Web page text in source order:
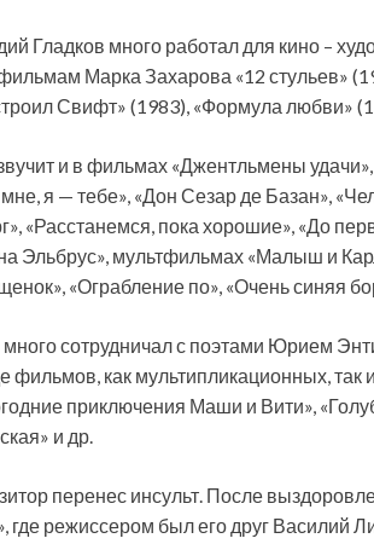
Гладков много работал для кино –
Марка Захарова «12 стульев»
Свифт» (1983), «Формула любви»
и в фильмах «Джентльмены удачи»,
я — тебе», «Дон Сезар де Базан»,
«Расстанемся, пока хорошие», «До
Эльбрус», мультфильмах «Малыш и
«Ограбление по», «Очень синяя
много сотрудничал с поэтами Юрием
как мультипликационных, так
приключения Маши и Вити»,
и др.
перенес инсульт. После
где режиссером был его друг Василий